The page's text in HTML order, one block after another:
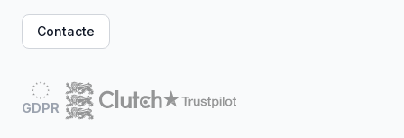
Contacte
GDPR